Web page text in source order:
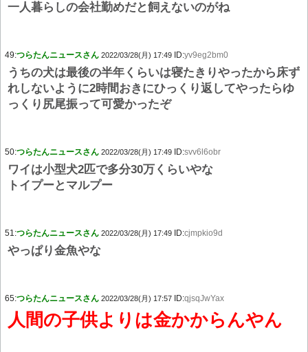
一人暮らしの会社勤めだと飼えないのがね
49:つらたんニュースさん 2022/03/28(月) 17:49 ID:yv9eg2bm0
うちの犬は最後の半年くらいは寝たきりやったから床ず
れしないように2時間おきにひっくり返してやったらゆ
っくり尻尾振って可愛かったぞ
50:つらたんニュースさん 2022/03/28(月) 17:49 ID:svv6l6obr
ワイは小型犬2匹で多分30万くらいやな
トイプーとマルプー
51:つらたんニュースさん 2022/03/28(月) 17:49 ID:cjmpkio9d
やっぱり金魚やな
65:つらたんニュースさん 2022/03/28(月) 17:57 ID:qjsqJwYax
人間の子供よりは金かからんやん